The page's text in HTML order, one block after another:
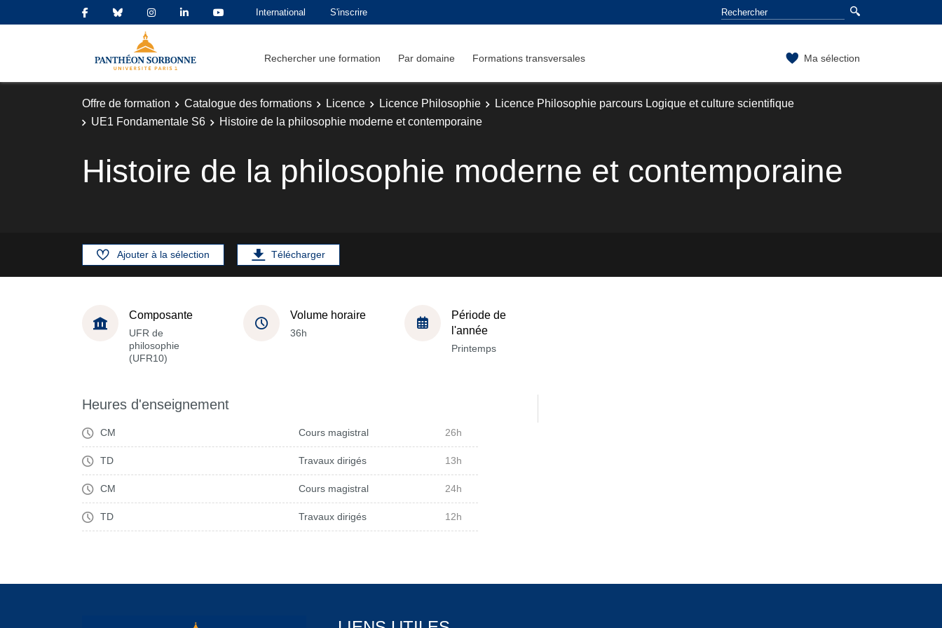
International S'inscrire
Rechercher une formation Par domaine Formations transversales Ma sélection
Offre de formation Catalogue des formations Licence Licence Philosophie
Licence Philosophie parcours Logique et culture scientifique
UE1 Fondamentale S6
Histoire de la philosophie moderne et contemporaine
Histoire de la philosophie moderne et contemporaine
Ajouter à la sélection Télécharger
Composante
UFR de
philosophie
(UFR10)
Volume horaire
36h
Période de
l'année
Printemps
Heures d'enseignement
CM Cours magistral 26h
TD Travaux dirigés 13h
CM Cours magistral 24h
TD Travaux dirigés 12h